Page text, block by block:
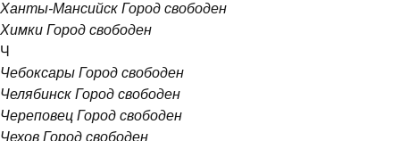
Ханты-Мансийск Город свободен
Химки Город свободен
Ч
Чебоксары Город свободен
Челябинск Город свободен
Череповец Город свободен
Чехов Город свободен